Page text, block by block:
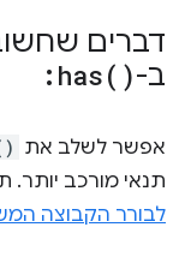
דברים
ב-
: has( )
אפשר לשלב את
תנאי מורכב יותר.
לבורר הקבוצה